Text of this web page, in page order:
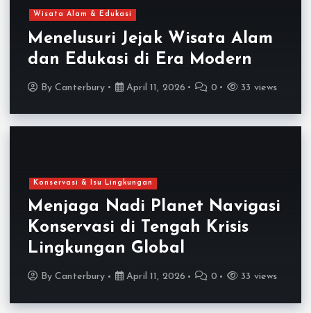
Wisata Alam & Edukasi
Menelusuri Jejak Wisata Alam
dan Edukasi di Era Modern
ByCanterbury April 11, 2026 0 33 views
Konservasi & Isu Lingkungan
Menjaga Nadi Planet Navigasi
Konservasi di Tengah Krisis
Lingkungan Global
ByCanterbury April 11, 2026 0 33 views